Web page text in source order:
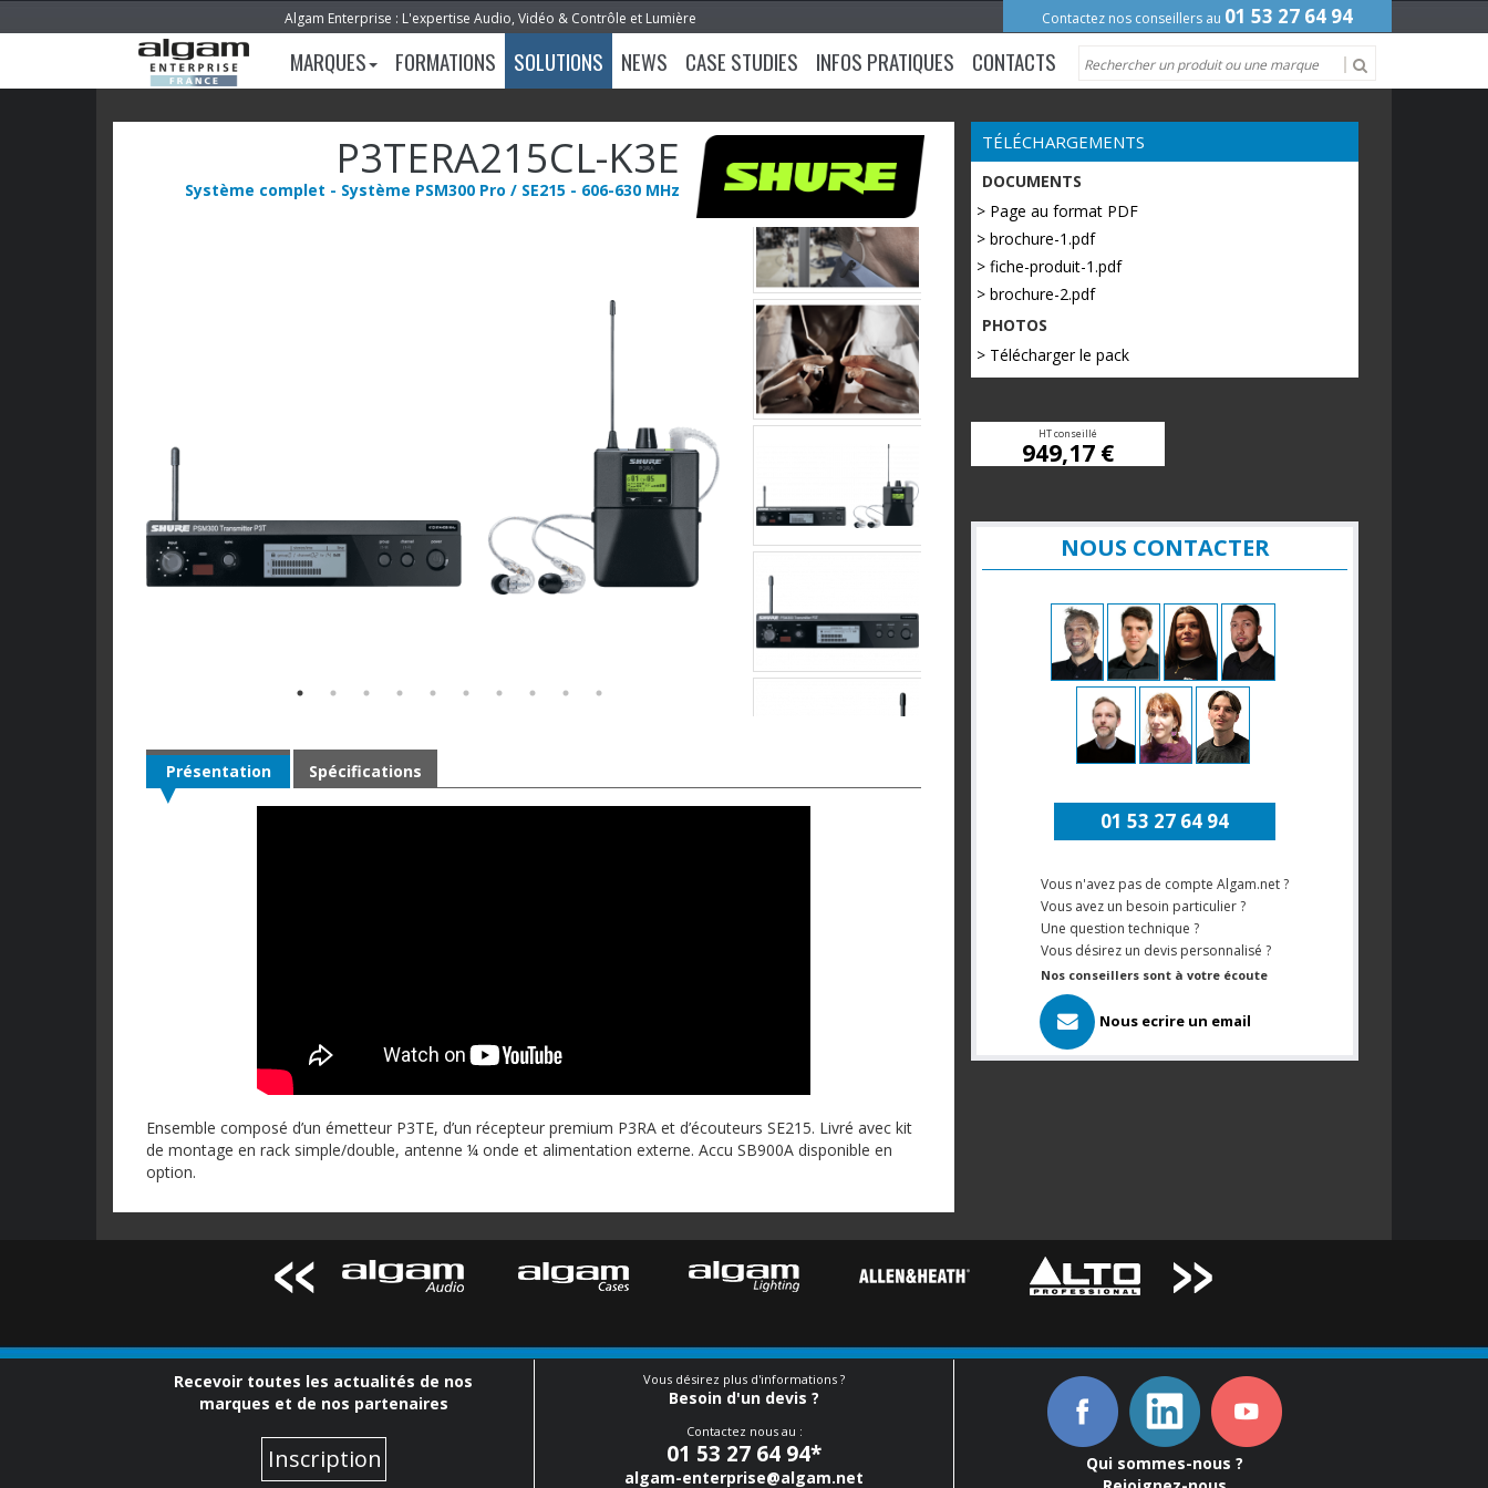
Algam Enterprise : L'expertise Audio, Vidéo & Contrôle et Lumière Contactez nos conseillers au 01 53 27 64 94
MARQUES FORMATIONS SOLUTIONS NEWS CASE STUDIES INFOS PRATIQUES CONTACTS
P3TERA215CL-K3E
Système complet - Système PSM300 Pro / SE215 - 606-630 MHz
Présentation
Ensemble composé d’un émetteur P3TE, d’un récepteur premium P3RA et d’écouteurs SE215. Livré avec kit
de montage en rack simple/double, antenne ¼ onde et alimentation externe. Accu SB900A disponible en
option.
Spécifications
TÉLÉCHARGEMENTS
DOCUMENTS
> Page au format PDF
> brochure-1.pdf
> fiche-produit-1.pdf
> brochure-2.pdf
PHOTOS
> Télécharger le pack
HT conseillé
949,17 €
NOUS CONTACTER
01 53 27 64 94
Vous n'avez pas de compte Algam.net ?
Vous avez un besoin particulier ?
Une question technique ?
Vous désirez un devis personnalisé ?
Nos conseillers sont à votre écoute
Nous ecrire un email
Recevoir toutes les actualités de nos
marques et de nos partenaires
Inscription
Vous désirez plus d'informations ?
Besoin d'un devis ?
Contactez nous au :
01 53 27 64 94*
algam-enterprise@algam.net
Qui sommes-nous ?